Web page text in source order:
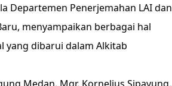
Departemen Penerjemahan LAI dan
menyampaikan berbagai hal
yang dibarui dalam Alkitab